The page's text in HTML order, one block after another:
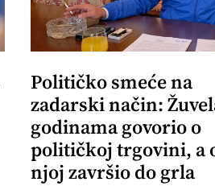
Političko smeće na
zadarski način:
godinama govorio o
političkoj trgovini, a
njoj završio do grla